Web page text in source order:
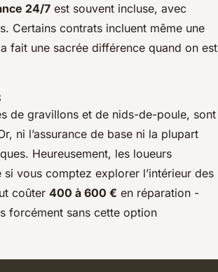
24/7 est souvent incluse, avec
Certains contrats incluent même une
fait une sacrée différence quand on est
de gravillons et de nids-de-poule, sont
ni l’assurance de base ni la plupart
Heureusement, les loueurs
vous comptez explorer l’intérieur des
coûter 400 à 600 € en réparation -
forcément sans cette option